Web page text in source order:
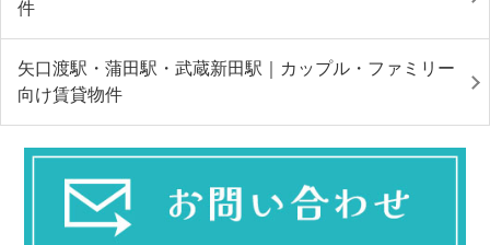
件
矢口渡駅・蒲田駅・武蔵新田駅｜カップル・ファミリー
向け賃貸物件